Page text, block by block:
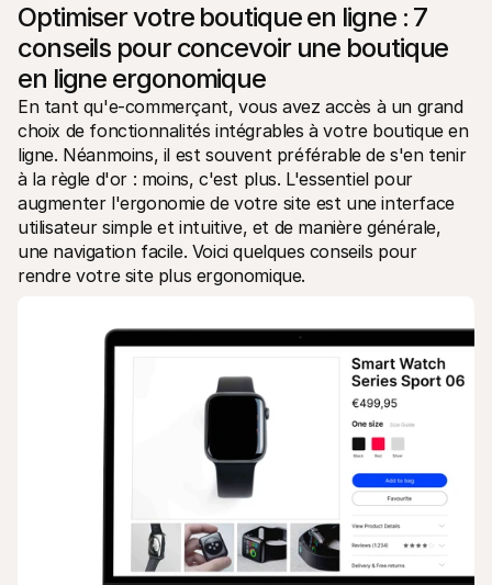
Optimiser votre boutique en ligne : 7
conseils pour concevoir une boutique
en ligne ergonomique
En tant qu'e-commerçant, vous avez accès à un grand
choix de fonctionnalités intégrables à votre boutique en
ligne. Néanmoins, il est souvent préférable de s'en tenir
à la règle d'or : moins, c'est plus. L'essentiel pour
augmenter l'ergonomie de votre site est une interface
utilisateur simple et intuitive, et de manière générale,
une navigation facile. Voici quelques conseils pour
rendre votre site plus ergonomique.